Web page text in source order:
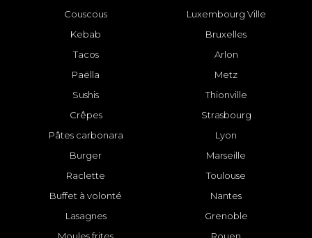
Couscous
Kebab
Tacos
Paëlla
Sushis
Crêpes
Pâtes carbonara
Burger
Raclette
Buffet à volonté
Lasagnes
Luxembourg Ville
Bruxelles
Arlon
Metz
Thionville
Strasbourg
Lyon
Marseille
Toulouse
Nantes
Grenoble